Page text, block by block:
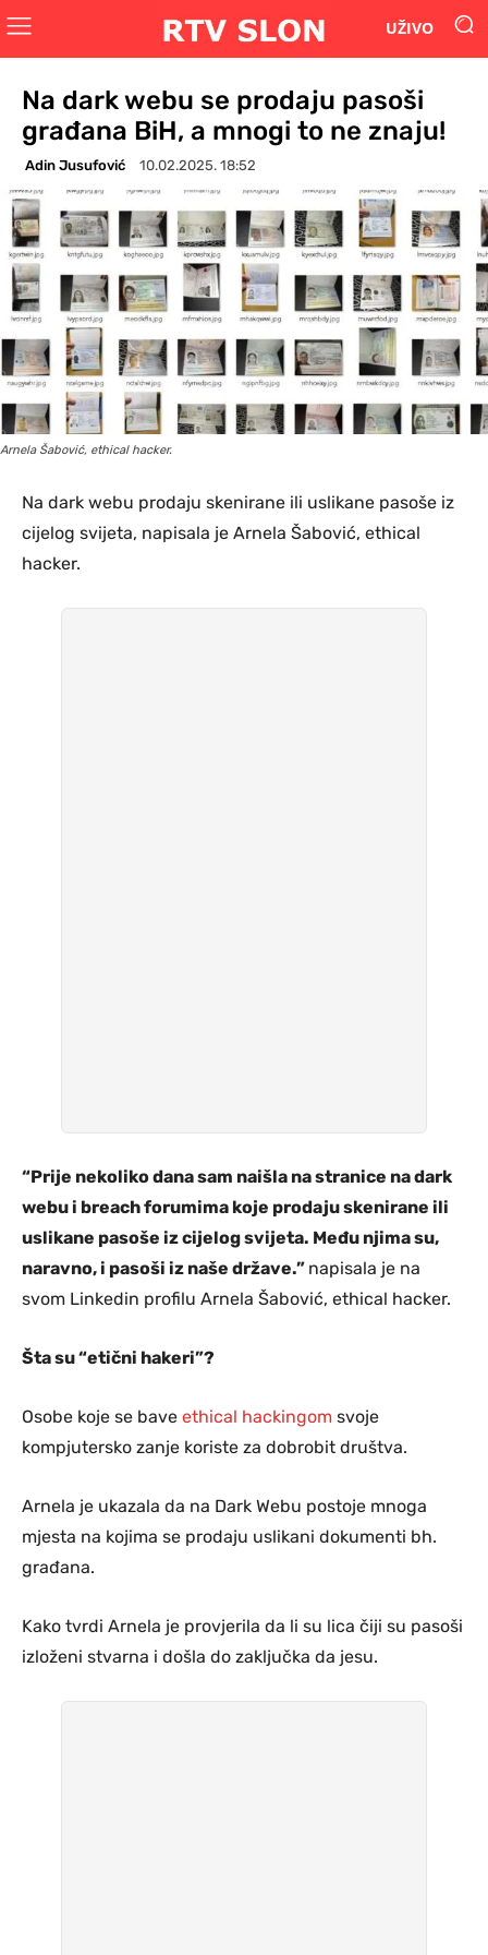
UŽIVO
Na dark webu se prodaju pasoši
građana BiH, a mnogi to ne znaju!
Adin Jusufović 10.02.2025. 18:52
Arnela Šabović, ethical hacker.
Na dark webu prodaju skenirane ili uslikane pasoše iz
cijelog svijeta, napisala je Arnela Šabović, ethical
hacker.
“Prije nekoliko dana sam naišla na stranice na dark
webu i breach forumima koje prodaju skenirane ili
uslikane pasoše iz cijelog svijeta. Među njima su,
naravno, i pasoši iz naše države.” napisala je na
svom Linkedin profilu Arnela Šabović, ethical hacker.
Šta su “etični hakeri”?
Osobe koje se bave ethical hackingom svoje
kompjutersko zanje koriste za dobrobit društva.
Arnela je ukazala da na Dark Webu postoje mnoga
mjesta na kojima se prodaju uslikani dokumenti bh.
građana.
Kako tvrdi Arnela je provjerila da li su lica čiji su pasoši
izloženi stvarna i došla do zaključka da jesu.